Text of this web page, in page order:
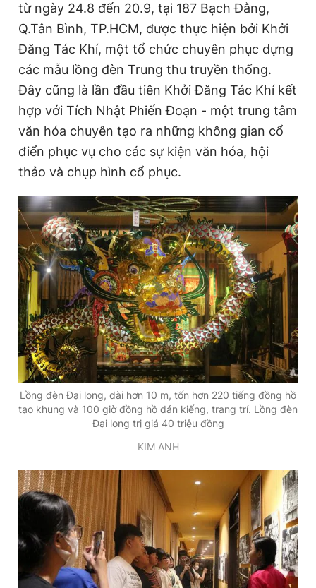
Thông tin tòa soạn Liên hệ quảng cáo
Đọc Thanh Niên trên điện thoại
Theo dõi báo trên
Hotline
0906 645 777
Liên hệ quảng cáo
0908 780 404
Đặt báo Quảng cáo RSS Tòa soạn Chính sách bảo
Tổng biên tập: Nguyễn Ngọc Toàn
Phó tổng biên tập thường trực: Hải Thành
Phó tổng biên tập: Lâm Hiếu Dũng
Phó tổng biên tập: Trần Việt Hưng
Tổng thư ký tòa soạn: Đức Trung
Giấy phép xuất bản số 110/GP - BTTTT cấp ngày 24.3.2020
© 2003-2026 Bản quyền thuộc về Báo Thanh Niên. Cấm sao
chép dưới mọi hình thức nếu không có sự chấp thuận bằng văn
từ ngày 24.8 đến 20.9, tại 187 Bạch Đằng,
Q.Tân Bình, TP.HCM, được thực hiện bởi Khởi
Đăng Tác Khí, một tổ chức chuyên phục dựng
các mẫu lồng đèn Trung thu truyền thống.
Đây cũng là lần đầu tiên Khởi Đăng Tác Khí kết
hợp với Tích Nhật Phiến Đoạn - một trung tâm
văn hóa chuyên tạo ra những không gian cổ
điển phục vụ cho các sự kiện văn hóa, hội
thảo và chụp hình cổ phục.
Lồng đèn Đại long, dài hơn 10 m, tốn hơn 220 tiếng đồng hồ
tạo khung và 100 giờ đồng hồ dán kiếng, trang trí. Lồng đèn
Đại long trị giá 40 triệu đồng
KIM ANH